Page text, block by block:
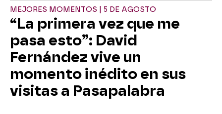
MEJORES MOMENTOS | 5 DE AGOSTO
“La primera vez que me
pasa esto”: David
Fernández vive un
momento inédito en sus
visitas a Pasapalabra